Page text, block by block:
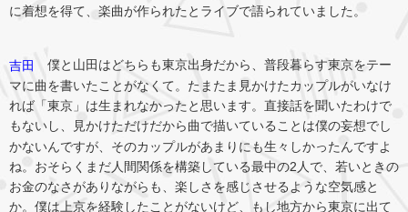
に着想を得て、楽曲が作られたとライブで語られていました。
吉田
僕と山田はどちらも東京出身だから、普段暮らす東京をテー
マに曲を書いたことがなくて。たまたま見かけたカップルがいなけ
れば「東京」は生まれなかったと思います。直接話を聞いたわけで
もないし、見かけただけだから曲で描いていることは僕の妄想でし
かないんですが、そのカップルがあまりにも生々しかったんですよ
ね。おそらくまだ人間関係を構築している最中の2人で、若いときの
お金のなさがありながらも、楽しさを感じさせるような空気感と
か。僕は上京を経験したことがないけど、もし地方から東京に出て